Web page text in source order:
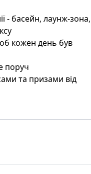
- басейн, лаунж-зона,
кожен день був
поруч
та призами від